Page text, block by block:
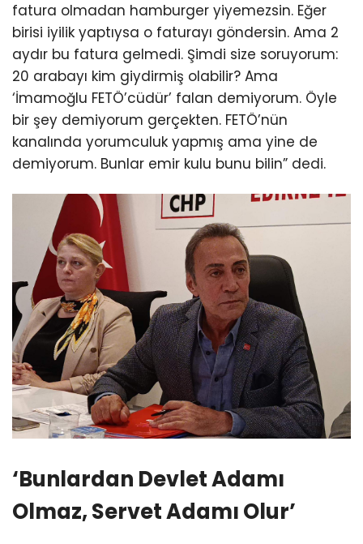
fatura olmadan hamburger yiyemezsin. Eğer
birisi iyilik yaptıysa o faturayı göndersin. Ama 2
aydır bu fatura gelmedi. Şimdi size soruyorum:
20 arabayı kim giydirmiş olabilir? Ama
‘İmamoğlu FETÖ’cüdür’ falan demiyorum. Öyle
bir şey demiyorum gerçekten. FETÖ’nün
kanalında yorumculuk yapmış ama yine de
demiyorum. Bunlar emir kulu bunu bilin” dedi.
‘Bunlardan Devlet Adamı
Olmaz, Servet Adamı Olur’